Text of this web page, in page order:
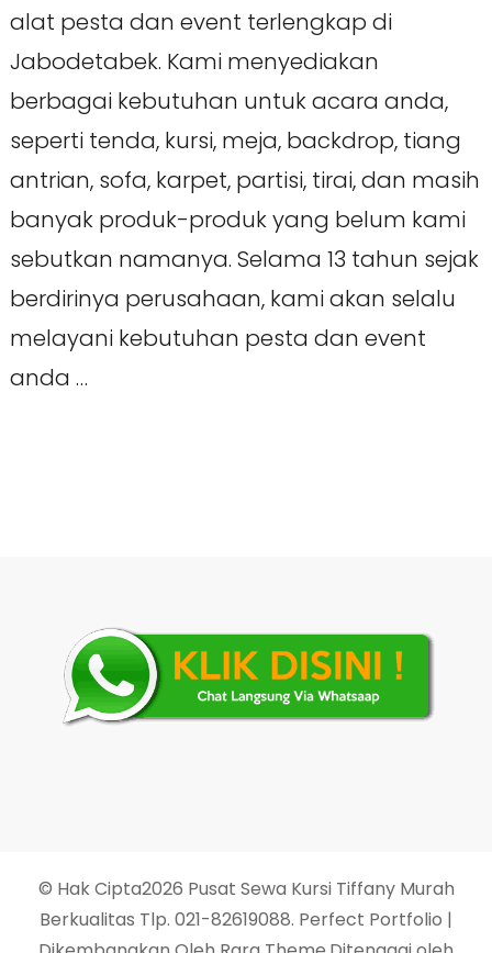
alat pesta dan event terlengkap di
Jabodetabek. Kami menyediakan
berbagai kebutuhan untuk acara anda,
seperti tenda, kursi, meja, backdrop, tiang
antrian, sofa, karpet, partisi, tirai, dan masih
banyak produk-produk yang belum kami
sebutkan namanya. Selama 13 tahun sejak
berdirinya perusahaan, kami akan selalu
melayani kebutuhan pesta dan event
anda …
© Hak Cipta2026 Pusat Sewa Kursi Tiffany Murah
Berkualitas Tlp. 021-82619088. Perfect Portfolio |